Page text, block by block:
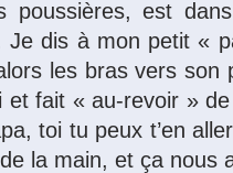
poussières, est
Je dis à mon petit «
les bras vers son
et fait « au-revoir »
toi tu peux t’en
la main, et ça nous